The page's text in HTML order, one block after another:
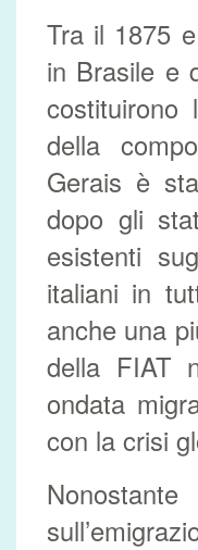
Tra il 1875
in Brasile e
costituirono
della
Gerais è
dopo gli
esistenti
italiani in
anche una
della FIAT
ondata
con la crisi